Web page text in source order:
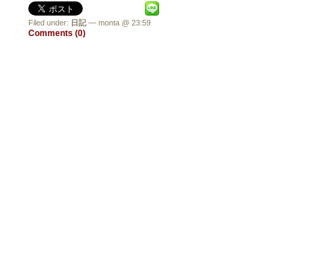
Filed under: 日記— monta @ 23:59
Comments (0)